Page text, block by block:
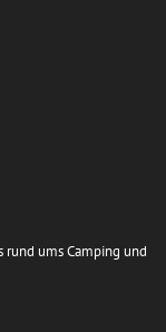
ums Camping und